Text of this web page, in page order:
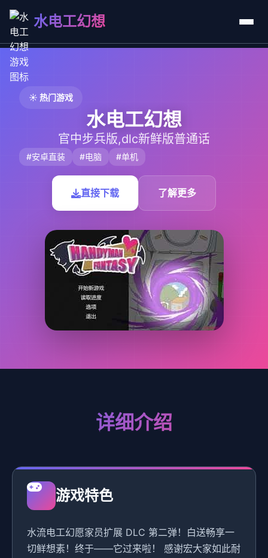
水电工幻想
☀️ 热门游戏
水电工幻想
官中步兵版,dlc新鲜版普通话
#安卓直装 #电脑 #单机
直接下载 了解更多
详细介绍
游戏特色
水流电工幻愿家员扩展 DLC 第二弹！白送畅享一
切鲜想素！终于——它过来啦！ 感谢宏大家如此耐